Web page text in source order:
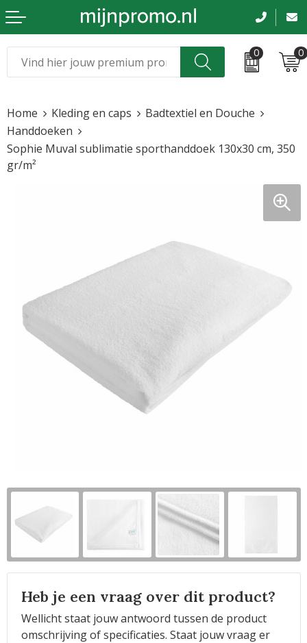
0 0
Kleding & caps
Sportkleding
Beurs en evenementen
Bloemen en planten
Sinterklaas
Voetbal, EK en WK
Home Kleding en caps
Badtextiel en Douche
Handdoeken
Sophie Muval sublimatie sporthanddoek 130x30 cm, 350
gr/m²
Heb je een vraag over dit product?
Wellicht staat jouw antwoord tussen de product
omschrijving of specificaties. Staat jouw vraag er